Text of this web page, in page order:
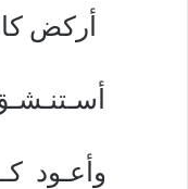
أركض
وأعـود